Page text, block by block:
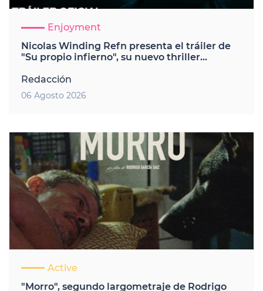
Enjoyment
Nicolas Winding Refn presenta el tráiler de
"Su propio infierno", su nuevo thriller
Redacción
06 Agosto 2026
Active
"Morro", segundo largometraje de Rodrigo